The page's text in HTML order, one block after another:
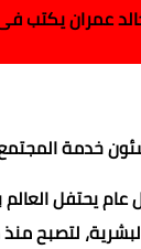
عمران يكتب
خدمة المجتمع
لتصبح